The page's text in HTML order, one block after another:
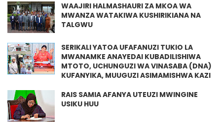
WAAJIRI HALMASHAURI ZA MKOA WA
MWANZA WATAKIWA KUSHIRIKIANA NA
TALGWU
SERIKALI YATOA UFAFANUZI TUKIO LA
MWANAMKE ANAYEDAI KUBADILISHIWA
MTOTO, UCHUNGUZI WA VINASABA (DNA)
KUFANYIKA, MUUGUZI ASIMAMISHWA KAZI
RAIS SAMIA AFANYA UTEUZI MWINGINE
USIKU HUU